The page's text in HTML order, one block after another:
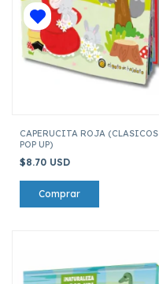
CAPERUCITA ROJA (CLASICOS
POP UP)
$8.70 USD